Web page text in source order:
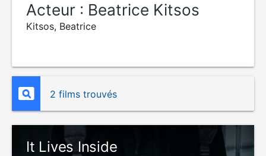
Acteur : Beatrice Kitsos
Kitsos, Beatrice
2 films trouvés
It Lives Inside